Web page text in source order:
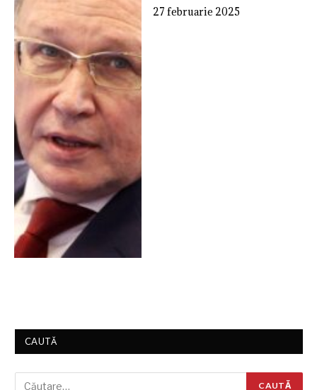
27 februarie 2025
CAUTĂ